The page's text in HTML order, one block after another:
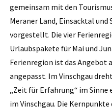
gemeinsam mit den
Meraner Land, Einsacktal und
vorgestellt. Die vier
Urlaubspakete für Mai und
Ferienregion ist das Angebot
angepasst. Im Vinschgau
„Zeit für Erfahrung“ im
im Vinschgau. Die